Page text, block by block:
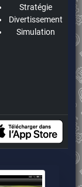
Stratégie
Divertissement
Simulation